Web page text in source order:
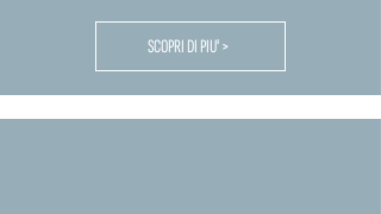
SCOPRI DI PIU' >